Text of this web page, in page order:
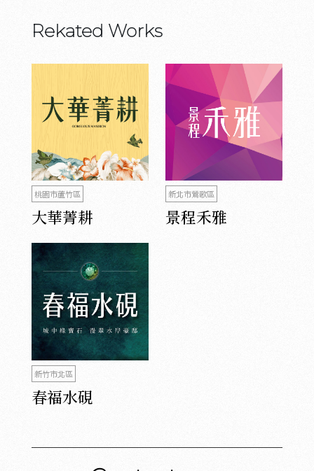
Rekated Works
桃園市蘆竹區
大華菁耕
新北市鶯歌區
景程禾雅
新竹市北區
春福水硯